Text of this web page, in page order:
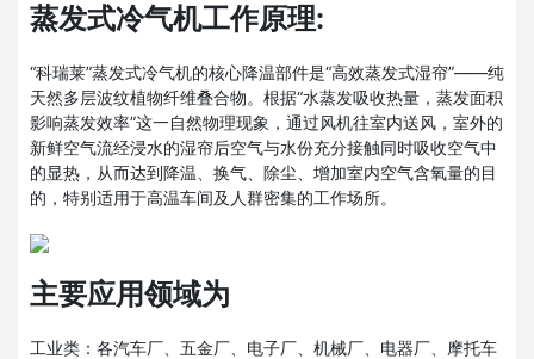
蒸发式冷气机工作原理:
“科瑞莱”蒸发式冷气机的核心降温部件是“高效蒸发式湿帘”——纯
天然多层波纹植物纤维叠合物。根据“水蒸发吸收热量，蒸发面积
影响蒸发效率”这一自然物理现象，通过风机往室内送风，室外的
新鲜空气流经浸水的湿帘后空气与水份充分接触同时吸收空气中
的显热，从而达到降温、换气、除尘、增加室内空气含氧量的目
的，特别适用于高温车间及人群密集的工作场所。
主要应用领域为
工业类：各汽车厂、五金厂、电子厂、机械厂、电器厂、摩托车